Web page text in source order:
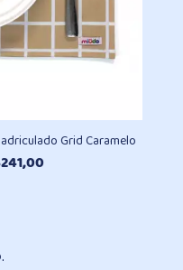
Grid Caramelo
241,00